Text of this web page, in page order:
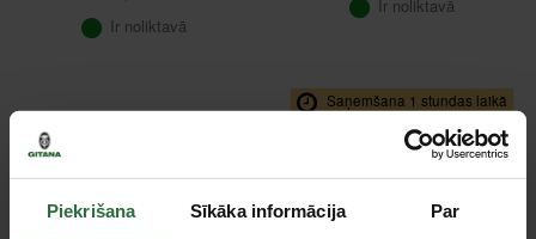
Piekrišana Sīkāka informācija Par
Ir noliktavā
Ir noliktavā
Saņemšana 1 stundas laikā